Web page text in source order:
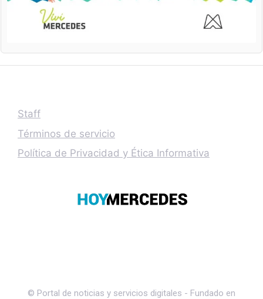
Staff
Términos de servicio
Política de Privacidad y Ética Informativa
© Portal de noticias y servicios digitales - Fundado en